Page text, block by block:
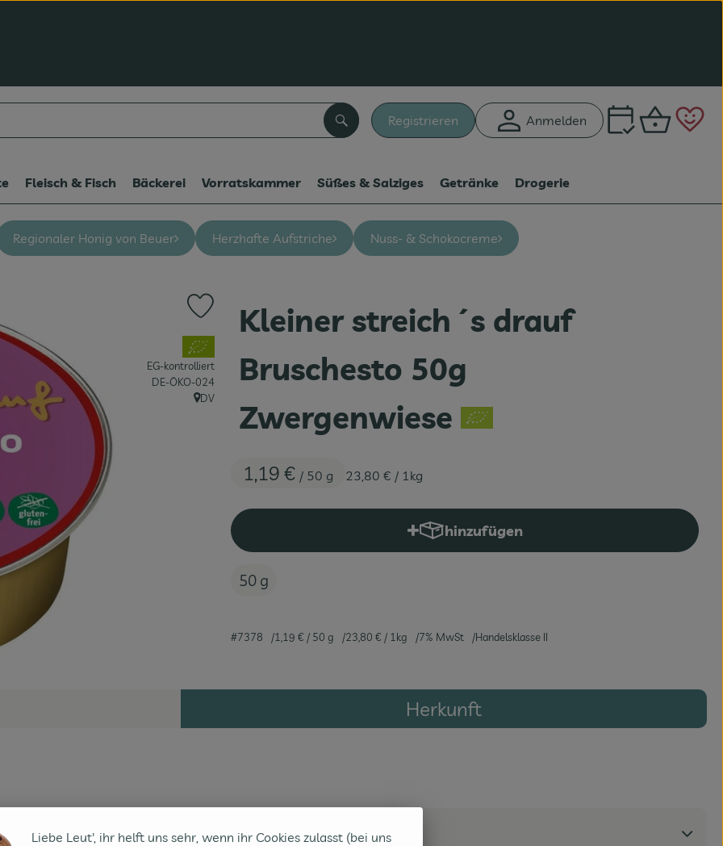
Registrieren Anmelden
Suchen
Fleisch & Fisch Bäckerei Vorratskammer Süßes & Salziges Getränke Drogerie
Regionaler Honig von Beuer Herzhafte Aufstriche Nuss- & Schokocreme
Kleiner streich´s drauf
Bruschesto 50g
Zwergenwiese
1,19 € / 50 g 23,80 € / 1kg
Produkt zu Favouriten hinzufügen
, Verband:
EG-kontrolliert
, Kontrollstelle:
DE-ÖKO-024
, Herkunft:
DV
hinzufügen
Produkt zum Warenkorb hinzufügen
50 g
#7378 1,19 € / 50 g 23,80 € / 1kg 7% MwSt Handelsklasse II
Herkunft
Liebe Leut', ihr helft uns sehr, wenn ihr Cookies zulasst (bei uns